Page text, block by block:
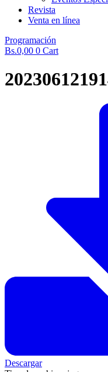
Revista
Venta en línea
Programación
Bs.0,00 0 Cart
Descargar